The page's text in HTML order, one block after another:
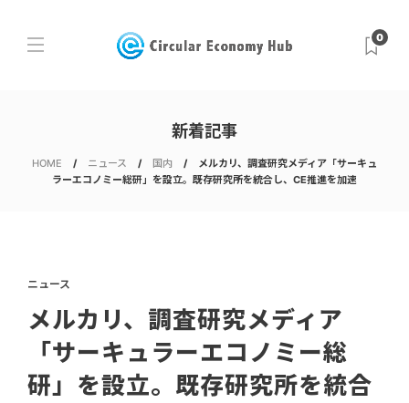
0
新着記事
HOME ニュース 国内
メルカリ、調査研究メディア「サーキュ
ラーエコノミー総研」を設立。既存研究所を統合し、CE推進を加速
ニュース
メルカリ、調査研究メディア
「サーキュラーエコノミー総
研」を設立。既存研究所を統合